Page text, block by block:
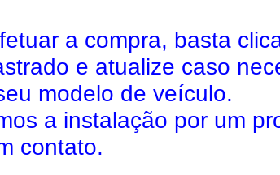
a compra, basta
e atualize caso
modelo de veículo.
a instalação por um
contato.